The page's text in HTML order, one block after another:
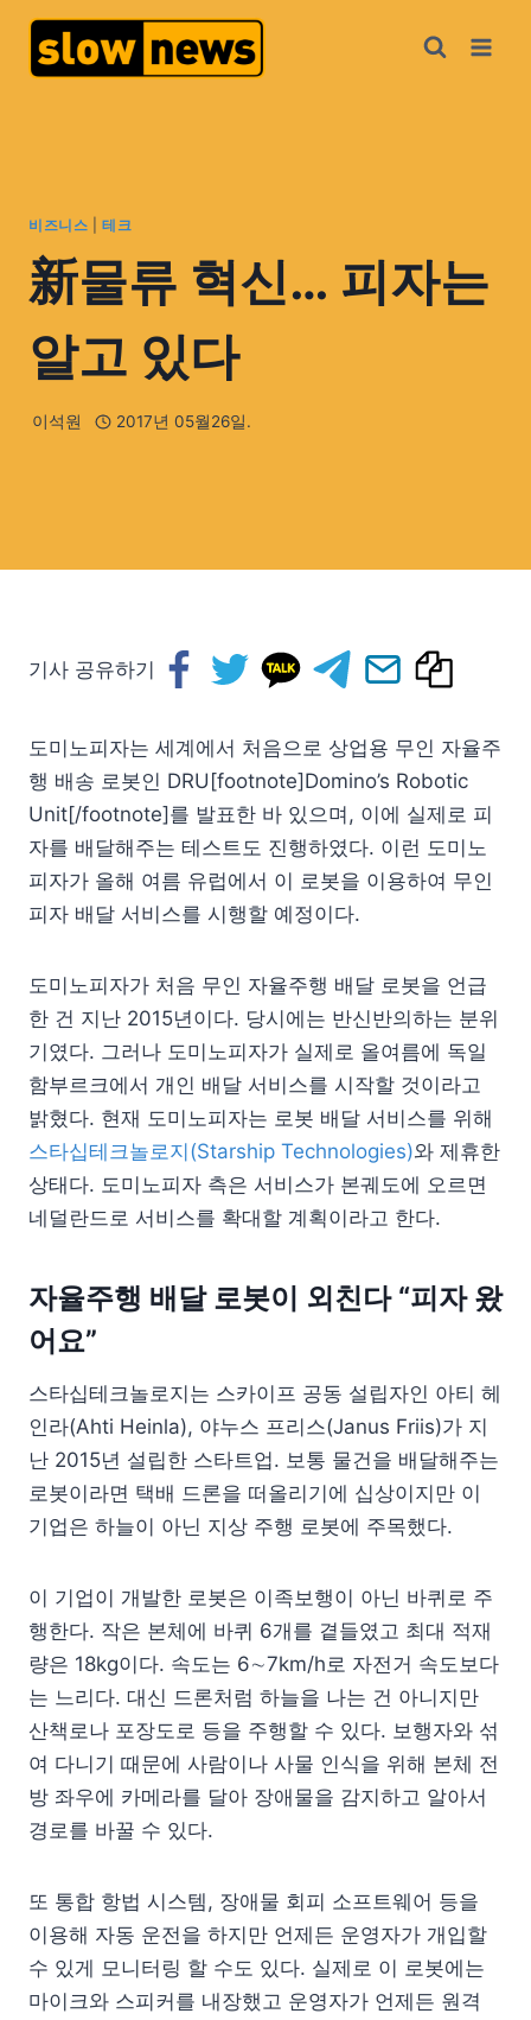
비즈니스 |테크
新물류 혁신… 피자는
알고 있다
이석원 2017년 05월26일.
기사 공유하기
도미노피자는 세계에서 처음으로 상업용 무인 자율주
행 배송 로봇인 DRU[footnote]Domino’s Robotic
Unit[/footnote]를 발표한 바 있으며, 이에 실제로 피
자를 배달해주는 테스트도 진행하였다. 이런 도미노
피자가 올해 여름 유럽에서 이 로봇을 이용하여 무인
피자 배달 서비스를 시행할 예정이다.
도미노피자가 처음 무인 자율주행 배달 로봇을 언급
한 건 지난 2015년이다. 당시에는 반신반의하는 분위
기였다. 그러나 도미노피자가 실제로 올여름에 독일
함부르크에서 개인 배달 서비스를 시작할 것이라고
밝혔다. 현재 도미노피자는 로봇 배달 서비스를 위해
스타십테크놀로지(Starship Technologies)와 제휴한
상태다. 도미노피자 측은 서비스가 본궤도에 오르면
네덜란드로 서비스를 확대할 계획이라고 한다.
자율주행 배달 로봇이 외친다 “피자 왔
어요”
스타십테크놀로지는 스카이프 공동 설립자인 아티 헤
인라(Ahti Heinla), 야누스 프리스(Janus Friis)가 지
난 2015년 설립한 스타트업. 보통 물건을 배달해주는
로봇이라면 택배 드론을 떠올리기에 십상이지만 이
기업은 하늘이 아닌 지상 주행 로봇에 주목했다.
이 기업이 개발한 로봇은 이족보행이 아닌 바퀴로 주
행한다. 작은 본체에 바퀴 6개를 곁들였고 최대 적재
량은 18kg이다. 속도는 6∼7km/h로 자전거 속도보다
는 느리다. 대신 드론처럼 하늘을 나는 건 아니지만
산책로나 포장도로 등을 주행할 수 있다. 보행자와 섞
여 다니기 때문에 사람이나 사물 인식을 위해 본체 전
방 좌우에 카메라를 달아 장애물을 감지하고 알아서
경로를 바꿀 수 있다.
또 통합 항법 시스템, 장애물 회피 소프트웨어 등을
이용해 자동 운전을 하지만 언제든 운영자가 개입할
수 있게 모니터링 할 수도 있다. 실제로 이 로봇에는
마이크와 스피커를 내장했고 운영자가 언제든 원격